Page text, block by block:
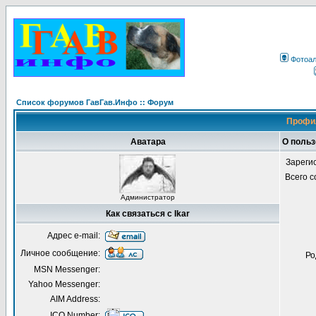
Список форумов ГавГав.Инфо :: Форум
Аватара О
Администратор
Всего
Как связаться с Ikar
Адрес e-mail:
Личное сообщение:
MSN Messenger:
Yahoo Messenger:
AIM Address: